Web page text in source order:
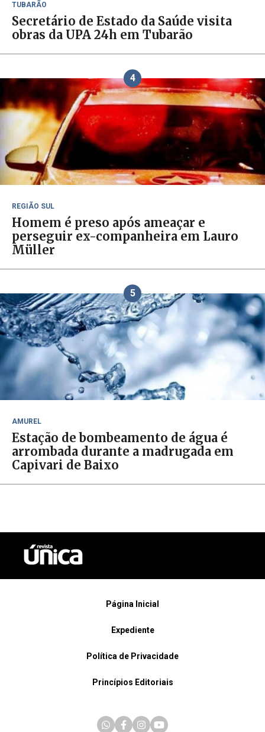
TUBARÃO
Secretário de Estado da Saúde visita
obras da UPA 24h em Tubarão
4
REGIÃO SUL
Homem é preso após ameaçar e
perseguir ex-companheira em Lauro
Müller
5
AMUREL
Estação de bombeamento de água é
arrombada durante a madrugada em
Capivari de Baixo
Página Inicial
Expediente
Política de Privacidade
Princípios Editoriais